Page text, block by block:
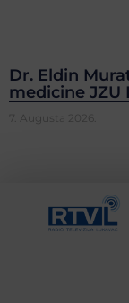
Dr. Eldin
medicine JZU
7. Augusta 2026.